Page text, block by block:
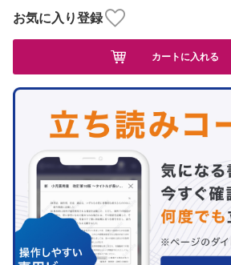
お気に入り登録
カートに入れる